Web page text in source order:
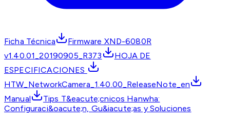
Ficha Técnica
Firmware XND-6080R
v1.40.01_20190905_R373
HOJA DE
ESPECIFICACIONES
HTW_NetworkCamera_1.40.00_ReleaseNote_en
Manual
Tips T&eacute;cnicos Hanwha:
Configuraci&oacute;n, Gu&iacute;as y Soluciones